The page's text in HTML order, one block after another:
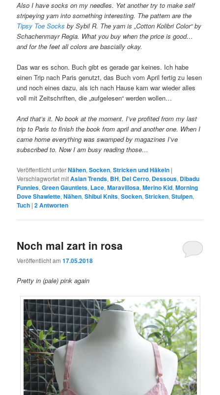
Also I have socks on my needles. Yet another try to make self
stripeying yarn into something interesting. The pattern are the
Tipsy Toe Socks by Sybil R. The yarn is „Cotton Kolibri Color“ by
Schachenmayr Regia. What you buy when the price is good…
and for the feet all colors are bascially okay.
Das war es schon. Buch gibt es gerade gar keines. Ich habe
einen Trip nach Paris genutzt, das Buch vom April fertig zu lesen
und noch eines dazu, als ich nach Hause kam war wieder alles
voll mit Zeitschriften, die „aufgelesen“ werden wollen…
And that’s it. No book at the moment. I’ve profited from my last
trip to Paris to finish the book from april and another one. When I
came home everything was swamped by magazines I’ve
subscribed to. Now I am busy reading those…
Veröffentlicht unterNähen,Socken,Stricken und Häkeln |
Verschlagwortet mitAslan Trends, BH, Del Cerro, Dessous, Dibadu
Funnies,Green Gauntlets, Lace,Maravillosa,Merino Kid,Morning
Dove Shawlette,Nähen,Shibui Knits,Socken,Stricken,Stulpen,
Tuch |2Antworten
Noch mal zart in rosa
Veröffentlicht am17.05.2018
Pretty in (pale) pink again